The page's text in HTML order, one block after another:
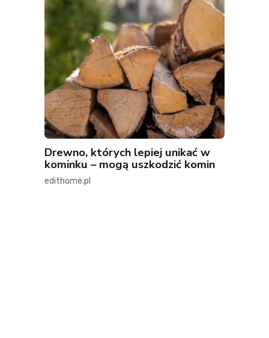
Drewno, których lepiej unikać w
kominku – mogą uszkodzić komin
edithome.pl